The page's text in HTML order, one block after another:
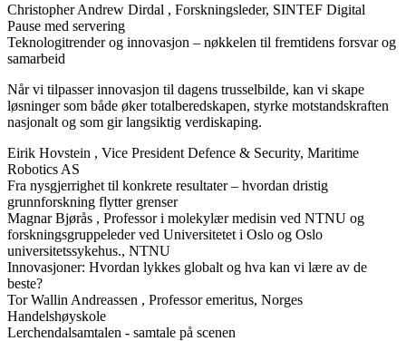
Christopher Andrew Dirdal , Forskningsleder, SINTEF Digital
Pause med servering
Teknologitrender og innovasjon – nøkkelen til fremtidens forsvar og
samarbeid
Når vi tilpasser innovasjon til dagens trusselbilde, kan vi skape
løsninger som både øker totalberedskapen, styrke motstandskraften
nasjonalt og som gir langsiktig verdiskaping.
Eirik Hovstein , Vice President Defence & Security, Maritime
Robotics AS
Fra nysgjerrighet til konkrete resultater – hvordan dristig
grunnforskning flytter grenser
Magnar Bjørås , Professor i molekylær medisin ved NTNU og
forskningsgruppeleder ved Universitetet i Oslo og Oslo
universitetssykehus., NTNU
Innovasjoner: Hvordan lykkes globalt og hva kan vi lære av de
beste?
Tor Wallin Andreassen , Professor emeritus, Norges
Handelshøyskole
Lerchendalsamtalen - samtale på scenen